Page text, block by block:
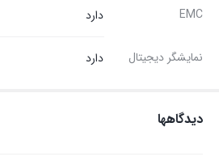
EMC دارد
نمایشگر دیجیتال دارد
دیدگاهها